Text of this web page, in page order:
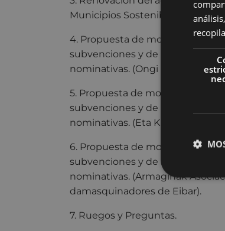
Municipios Sostenibles.
4. Propuesta de modificación
subvenciones y de modificación
nominativas. (Ongi etorri
5. Propuesta de modificación
subvenciones y de modificación
nominativas. (Eta Kitto astekaria).
6. Propuesta de modificación
subvenciones y de modificación
nominativas. (Armaginak
damasquinadores de Eibar).
7. Ruegos y Preguntas.